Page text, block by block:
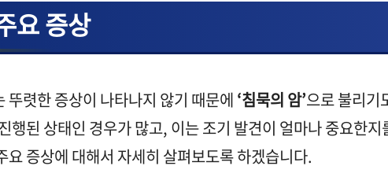
요 증상
뚜렷한 증상이 나타나지 않기 때문에 ‘침묵의 암’으로 불리기
행된 상태인 경우가 많고, 이는 조기 발견이 얼마나 중요한
요 증상에 대해서 자세히 살펴보도록 하겠습니다.